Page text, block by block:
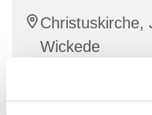
Christuskirche,
Wickede